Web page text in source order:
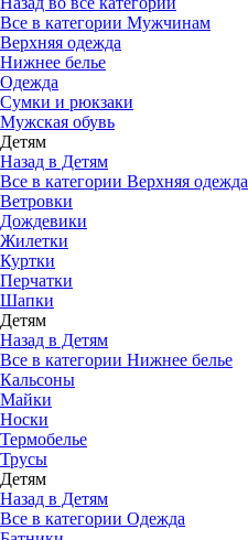
Все в категории Мужчинам
Верхняя одежда
Нижнее белье
Одежда
Сумки и рюкзаки
Мужская обувь
Детям
Назад в Детям
Все в категории Верхняя одежда
Ветровки
Дождевики
Жилетки
Куртки
Перчатки
Шапки
Детям
Назад в Детям
Все в категории Нижнее белье
Кальсоны
Майки
Носки
Термобелье
Трусы
Детям
Назад в Детям
Все в категории Одежда